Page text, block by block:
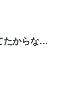
たからな…